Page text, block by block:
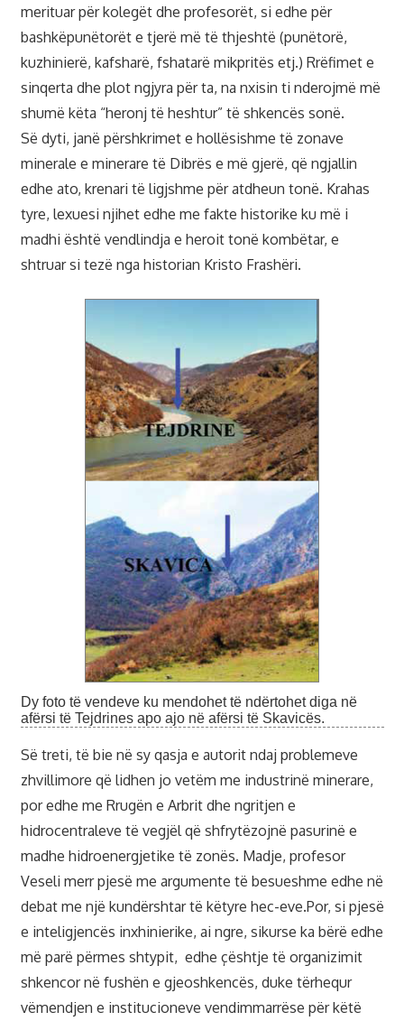
merituar për kolegët dhe profesorët, si edhe për
bashkëpunëtorët e tjerë më të thjeshtë (punëtorë,
kuzhinierë, kafsharë, fshatarë mikpritës etj.) Rrëfimet e
sinqerta dhe plot ngjyra për ta, na nxisin ti nderojmë më
shumë këta “heronj të heshtur” të shkencës sonë.
Së dyti, janë përshkrimet e hollësishme të zonave
minerale e minerare të Dibrës e më gjerë, që ngjallin
edhe ato, krenari të ligjshme për atdheun tonë. Krahas
tyre, lexuesi njihet edhe me fakte historike ku më i
madhi është vendlindja e heroit tonë kombëtar, e
shtruar si tezë nga historian Kristo Frashëri.
Dy foto të vendeve ku mendohet të ndërtohet diga në
afërsi të Tejdrines apo ajo në afërsi të Skavicës.
Së treti, të bie në sy qasja e autorit ndaj problemeve
zhvillimore që lidhen jo vetëm me industrinë minerare,
por edhe me Rrugën e Arbrit dhe ngritjen e
hidrocentraleve të vegjël që shfrytëzojnë pasurinë e
madhe hidroenergjetike të zonës. Madje, profesor
Veseli merr pjesë me argumente të besueshme edhe në
debat me një kundërshtar të këtyre hec-eve.Por, si pjesë
e inteligjencës inxhinierike, ai ngre, sikurse ka bërë edhe
më parë përmes shtypit, edhe çështje të organizimit
shkencor në fushën e gjeoshkencës, duke tërhequr
vëmendjen e institucioneve vendimmarrëse për këtë